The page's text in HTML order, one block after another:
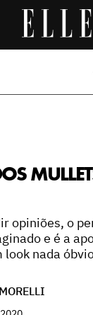
dos mullets
opiniões, o
e é a
look nada